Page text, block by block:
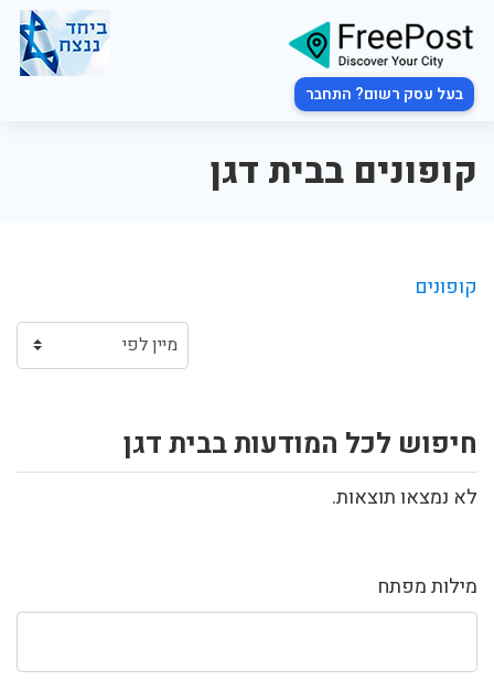
בעל עסק רשום? התחבר
קופונים בבית דגן
מילות מפתח
קופונים
חיפוש לכל המודעות בבית דגן
לא נמצאו תוצאות.